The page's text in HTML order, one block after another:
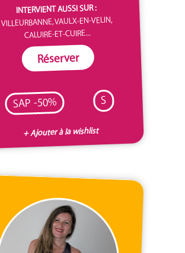
INTERVIENT AUSSI SUR :
VILLEURBANNE, VAULX-EN-VELIN,
CALUIRE-ET-CUIRE...
Réserver
SAP -50% S
+ Ajouter à la wishlist